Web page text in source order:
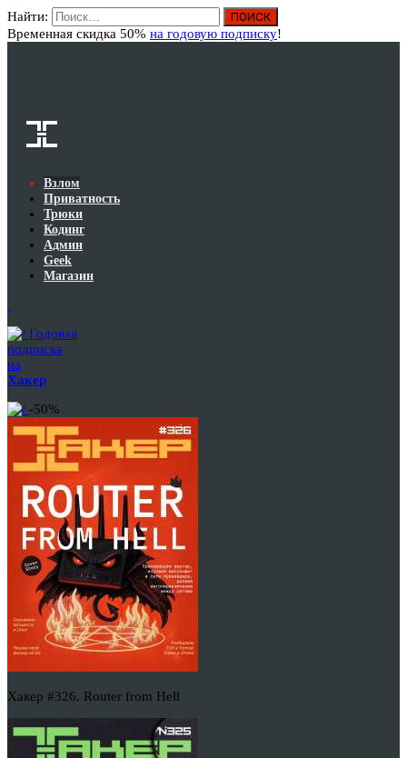
Найти:
Временная скидка 50% на годовую подписку!
Взлом
Приватность
Трюки
Кодинг
Админ
Geek
Магазин
Годовая
подписка
на
Хакер
-50%
Хакер #326. Router from Hell